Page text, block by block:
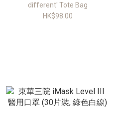
different' Tote Bag
HK$98.00